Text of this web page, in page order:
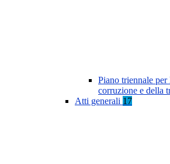
Piano triennale
corruzione e della
Atti generali 17